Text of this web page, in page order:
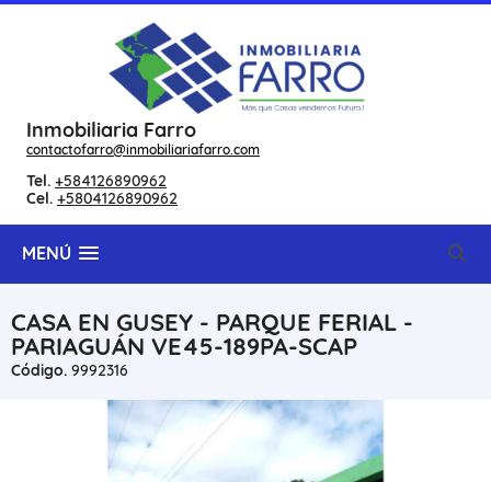
Inmobiliaria Farro
contactofarro@inmobiliariafarro.com
Tel. +584126890962
Cel. +5804126890962
MENÚ
CASA EN GUSEY - PARQUE FERIAL -
PARIAGUÁN VE45-189PA-SCAP
Código. 9992316